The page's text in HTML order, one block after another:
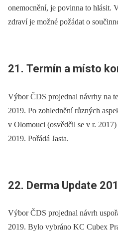
onemocnění, je povinna to hlásit.
zdraví je možné požádat o
21. Termín a místo
Výbor ČDS projednal návrhy na
2019. Po zohlednění různých
v Olomouci (osvědčil se v r.
2019. Pořádá Jasta.
22. Derma Update
Výbor ČDS projednal návrh
2019. Bylo vybráno KC Cubex